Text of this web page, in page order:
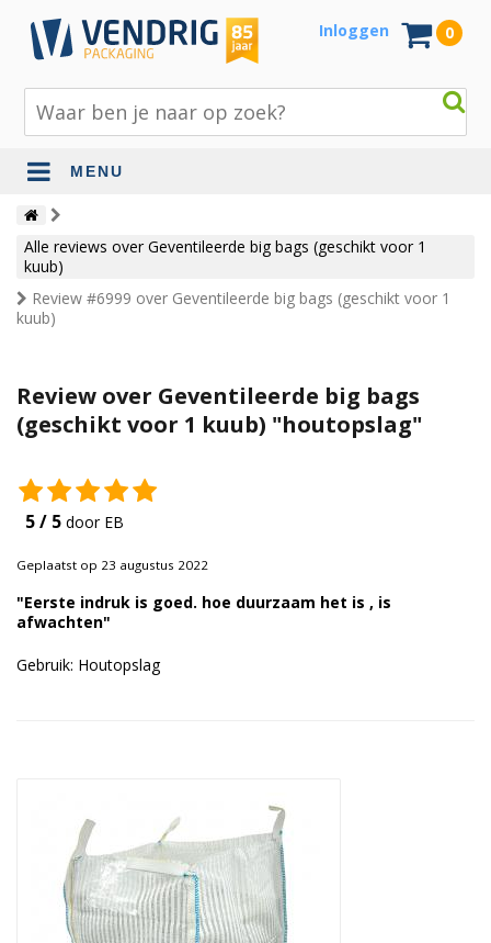
Inloggen 0
MENU
Beschermingsmateriaal
Bouw- en tuinmaterialen
Inpak - en verzendmaterialen
Papier en karton
Tape en stickers
Duurzame verpakkingen
Bedrukte verpakkingen
Alle reviews over Geventileerde big bags (geschikt voor 1
kuub)
Review #6999 over Geventileerde big bags (geschikt voor 1
kuub)
Review over Geventileerde big bags
(geschikt voor 1 kuub) "houtopslag"
5 / 5 door EB
Geplaatst op 23 augustus 2022
"Eerste indruk is goed. hoe duurzaam het is , is
afwachten"
Gebruik: Houtopslag